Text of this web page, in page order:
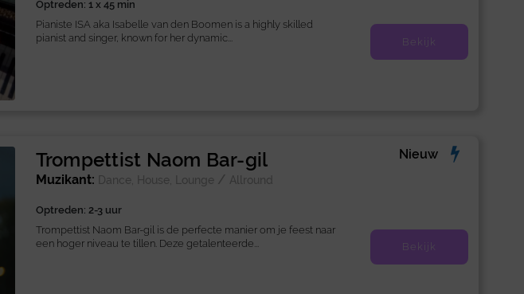
Optreden: 1 x 45 min
Pianiste ISA aka Isabelle van den Boomen is a highly skilled
pianist and singer, known for her dynamic...
Bekijk
Trompettist Naom Bar-gil
Nieuw
Muzikant: Dance, House, Lounge / Allround
Optreden: 2-3 uur
Trompettist Naom Bar-gil is de perfecte manier om je feest naar
een hoger niveau te tillen. Deze getalenteerde...
Bekijk